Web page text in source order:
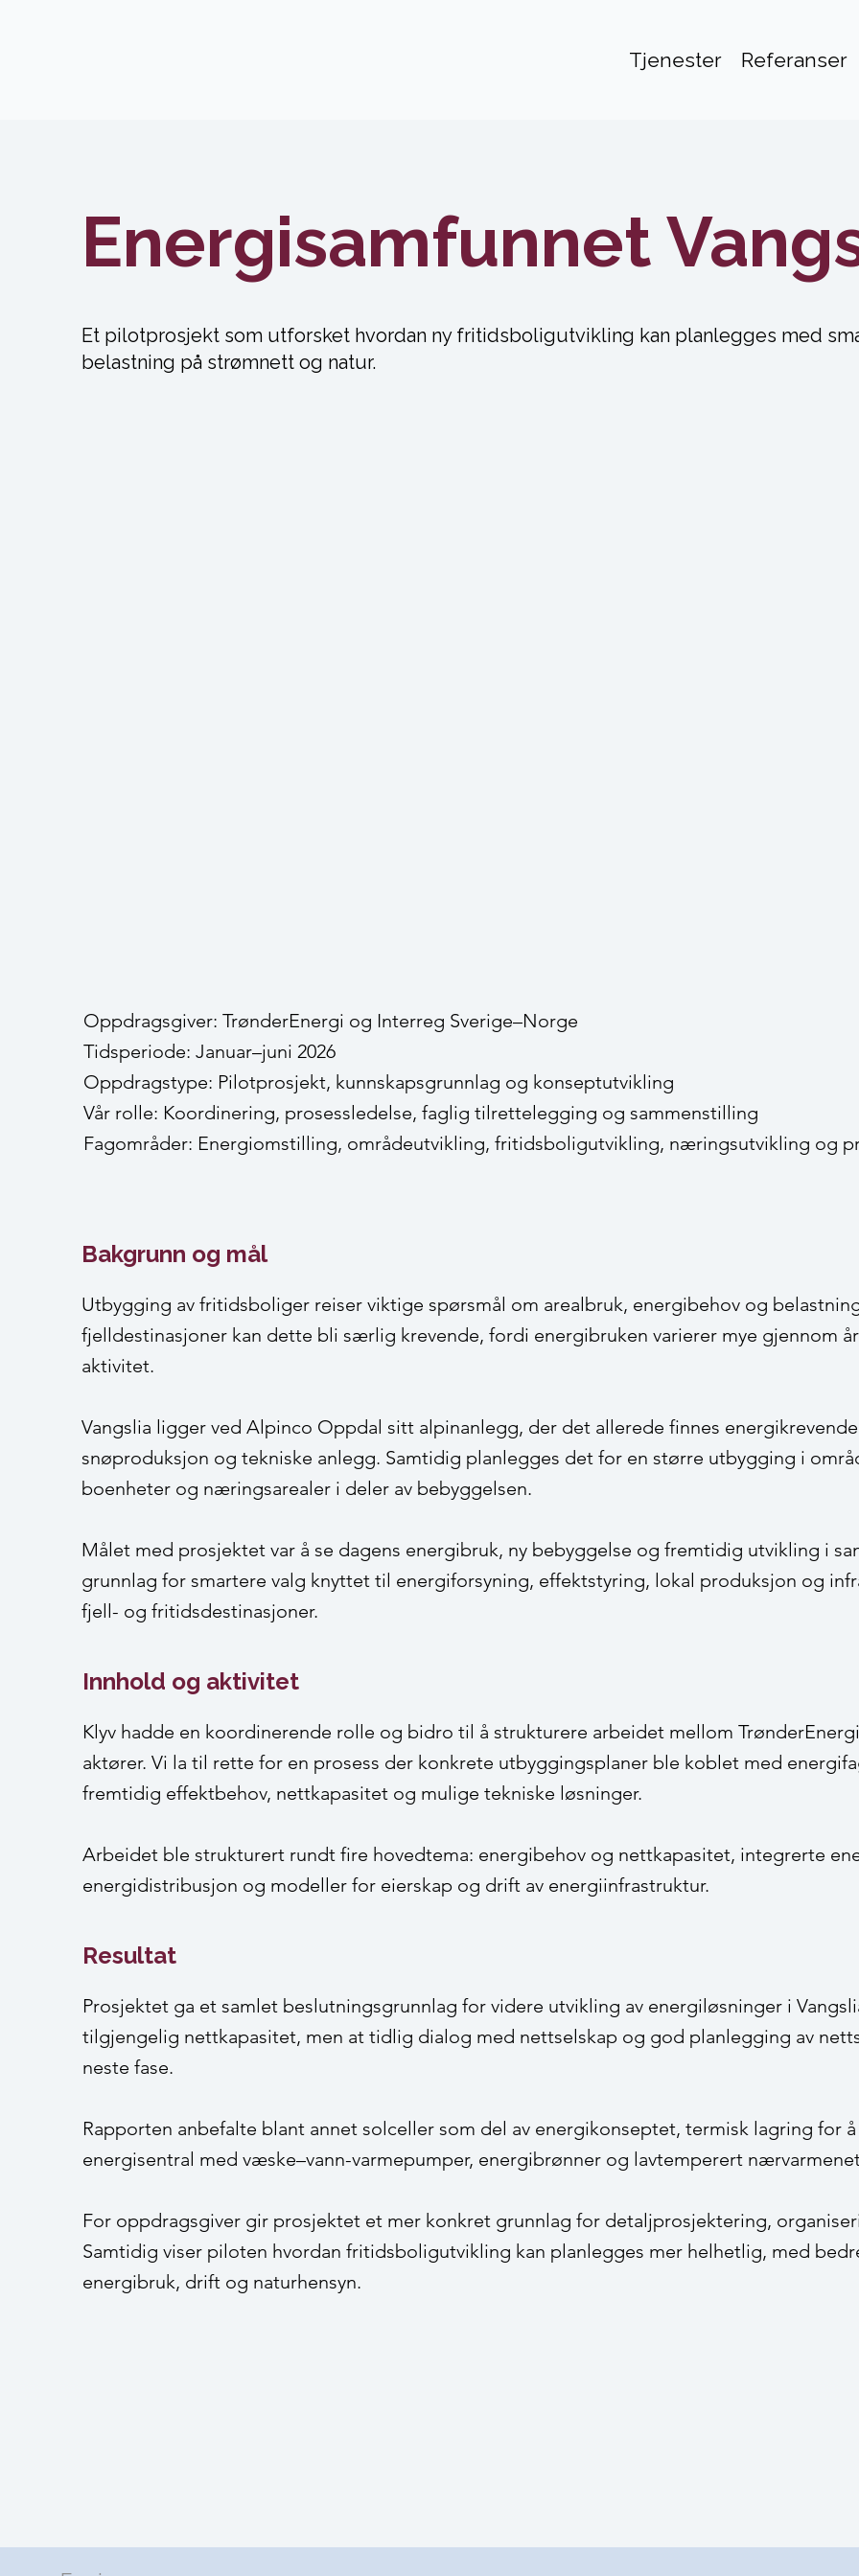
Tjenester Referanser
Energisamfunnet
Et pilotprosjekt som utforsket hvordan ny fritidsboligutvikling kan planlegges med
belastning på strømnett og natur.
Oppdragsgiver: TrønderEnergi og Interreg Sverige–Norge
Tidsperiode: Januar–juni 2026
Oppdragstype: Pilotprosjekt, kunnskapsgrunnlag og konseptutvikling
Vår rolle: Koordinering, prosessledelse, faglig tilrettelegging og sammenstilling
Fagområder: Energiomstilling, områdeutvikling, fritidsboligutvikling, næringsutvikling og
Bakgrunn og mål
Utbygging av fritidsboliger reiser viktige spørsmål om arealbruk, energibehov og
fjelldestinasjoner kan dette bli særlig krevende, fordi energibruken varierer mye gjennom
aktivitet.
Vangslia ligger ved Alpinco Oppdal sitt alpinanlegg, der det allerede finnes
snøproduksjon og tekniske anlegg. Samtidig planlegges det for en større utbygging i
boenheter og næringsarealer i deler av bebyggelsen.
Målet med prosjektet var å se dagens energibruk, ny bebyggelse og fremtidig utvikling i
grunnlag for smartere valg knyttet til energiforsyning, effektstyring, lokal produksjon og
fjell- og fritidsdestinasjoner.
Innhold og aktivitet
Klyv hadde en koordinerende rolle og bidro til å strukturere arbeidet mellom
aktører. Vi la til rette for en prosess der konkrete utbyggingsplaner ble koblet med
fremtidig effektbehov, nettkapasitet og mulige tekniske løsninger.
Arbeidet ble strukturert rundt fire hovedtema: energibehov og nettkapasitet, integrerte
energidistribusjon og modeller for eierskap og drift av energiinfrastruktur.
Resultat
Prosjektet ga et samlet beslutningsgrunnlag for videre utvikling av energiløsninger i
tilgjengelig nettkapasitet, men at tidlig dialog med nettselskap og god planlegging av
neste fase.
Rapporten anbefalte blant annet solceller som del av energikonseptet, termisk lagring for
energisentral med væske–vann-varmepumper, energibrønner og lavtemperert
For oppdragsgiver gir prosjektet et mer konkret grunnlag for detaljprosjektering,
Samtidig viser piloten hvordan fritidsboligutvikling kan planlegges mer helhetlig, med
energibruk, drift og naturhensyn.